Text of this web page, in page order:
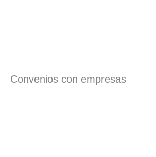
Convenios con empresas